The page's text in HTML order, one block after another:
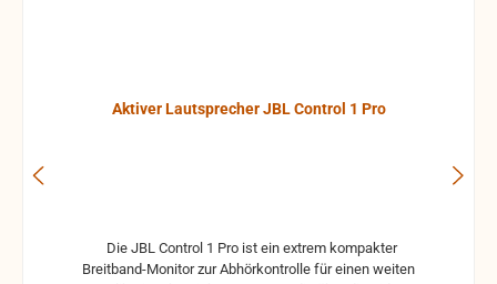
Aktiver Lautsprecher JBL Control 1 Pro
Breitband-Monitor zur Abhörkontrolle für einen weiten